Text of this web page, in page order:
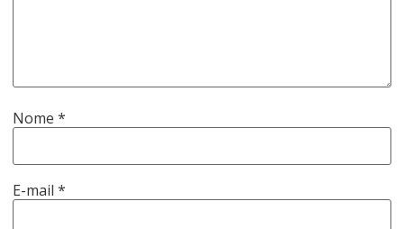
Nome*
E-mail*